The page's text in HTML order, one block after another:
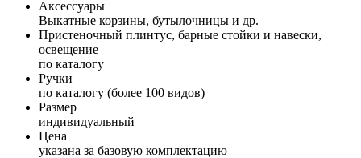
Аксессуары
Выкатные корзины, бутылочницы и др.
Пристеночный плинтус, барные стойки и навески,
освещение
по каталогу
Ручки
по каталогу (более 100 видов)
Размер
индивидуальный
Цена
указана за базовую комплектацию